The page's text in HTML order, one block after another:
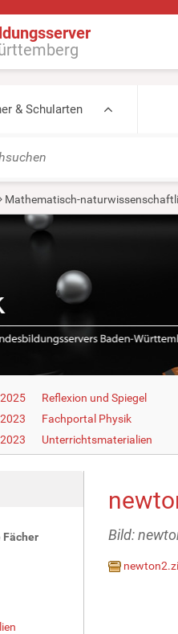
& Schularten
Mathematisch-
Reflexion und Spiegel
Fachportal Physik
Unterrichtsmaterialien
Bild: